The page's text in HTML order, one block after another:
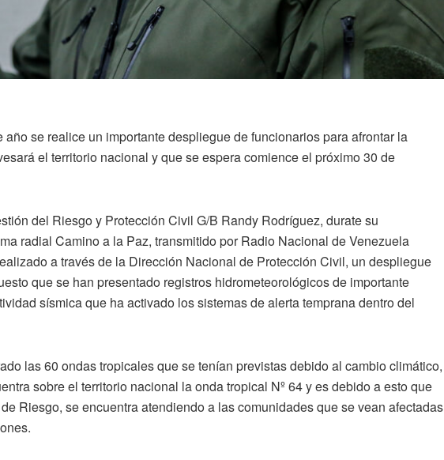
año se realice un importante despliegue de funcionarios para afrontar la
el territorio nacional y que se espera comience el próximo 30 de
del Riesgo y Protección Civil G/B Randy Rodríguez, durate su
radial Camino a la Paz, transmitido por Radio Nacional de Venezuela
a través de la Dirección Nacional de Protección Civil, un despliegue
que se han presentado registros hidrometeorológicos de importante
sísmica que ha activado los sistemas de alerta temprana dentro del
las 60 ondas tropicales que se tenían previstas debido al cambio climático,
sobre el territorio nacional la onda tropical Nº 64 y es debido a esto que
Riesgo, se encuentra atendiendo a las comunidades que se vean afectadas